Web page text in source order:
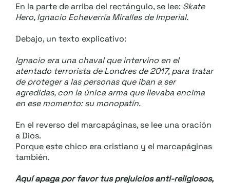
En la parte de arriba del rectángulo, se lee: Skate
Hero, Ignacio Echeverría Miralles de Imperial.
Debajo, un texto explicativo:
Ignacio era una chaval que intervino en el
atentado terrorista de Londres de 2017, para tratar
de proteger a las personas que iban a ser
agredidas, con la única arma que llevaba encima
en ese momento: su monopatín.
En el reverso del marcapáginas, se lee una oración
a Dios.
Porque este chico era cristiano y el marcapáginas
también.
Aquí apaga por favor tus prejuicios anti-religiosos,